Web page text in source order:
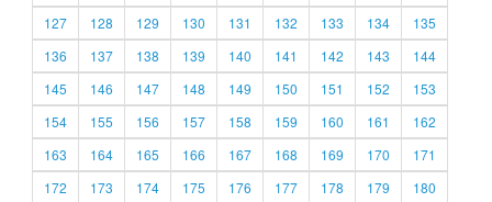
127
128 129 130 131 132 133 134
135
136
137 138 139 140 141 142 143
144
145
146 147 148 149 150 151 152
153
154
155 156 157 158 159 160 161
162
163
164 165 166 167 168 169 170
171
172
173 174 175 176 177 178 179
180